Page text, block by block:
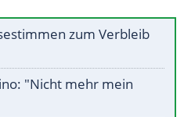
zum Verbleib
"Nicht mehr mein